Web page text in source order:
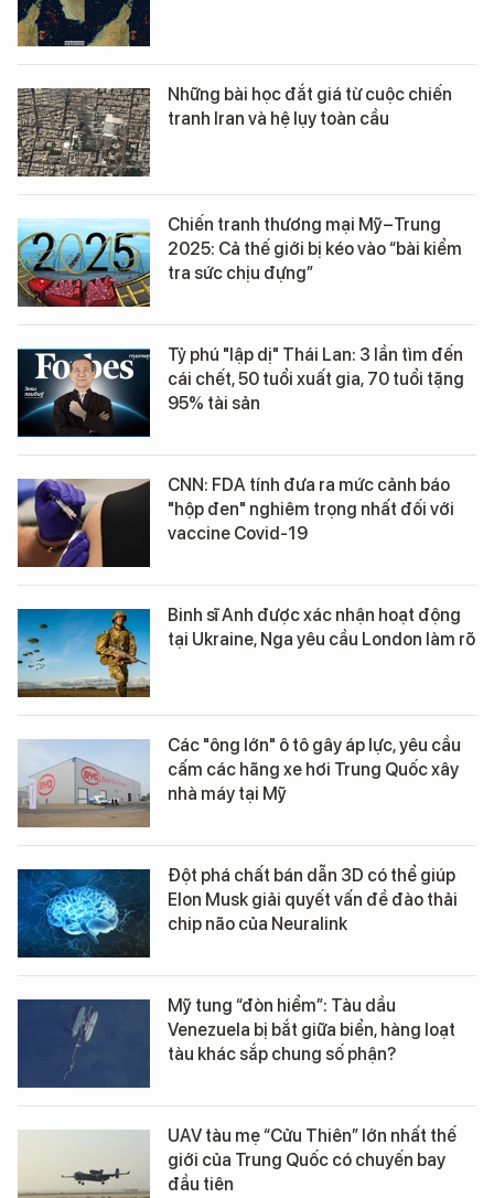
Những bài học đắt giá từ cuộc chiến
tranh Iran và hệ lụy toàn cầu
Chiến tranh thương mại Mỹ–Trung
2025: Cả thế giới bị kéo vào “bài kiểm
tra sức chịu đựng”
Tỷ phú "lập dị" Thái Lan: 3 lần tìm đến
cái chết, 50 tuổi xuất gia, 70 tuổi tặng
95% tài sản
CNN: FDA tính đưa ra mức cảnh báo
"hộp đen" nghiêm trọng nhất đối với
vaccine Covid-19
Binh sĩ Anh được xác nhận hoạt động
tại Ukraine, Nga yêu cầu London làm rõ
Các "ông lớn" ô tô gây áp lực, yêu cầu
cấm các hãng xe hơi Trung Quốc xây
nhà máy tại Mỹ
Đột phá chất bán dẫn 3D có thể giúp
Elon Musk giải quyết vấn đề đào thải
chip não của Neuralink
Mỹ tung “đòn hiểm”: Tàu dầu
Venezuela bị bắt giữa biển, hàng loạt
tàu khác sắp chung số phận?
UAV tàu mẹ “Cửu Thiên” lớn nhất thế
giới của Trung Quốc có chuyến bay
đầu tiên